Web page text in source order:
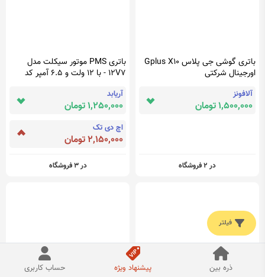
باتری گوشی جی پلاس Gplus X10
اورجینال شرکتی
آلافونز
1,500,000 تومان
در 2 فروشگاه
باتری PMS موتور سیکلت مدل
12V7 - با 12 ولت و 6.5 آمپر کد
آریابد
1,250,000 تومان
اچ دی تک
2,150,000 تومان
در 3 فروشگاه
فیلتر
ذره بین پیشنهاد ویژه حساب کاربری